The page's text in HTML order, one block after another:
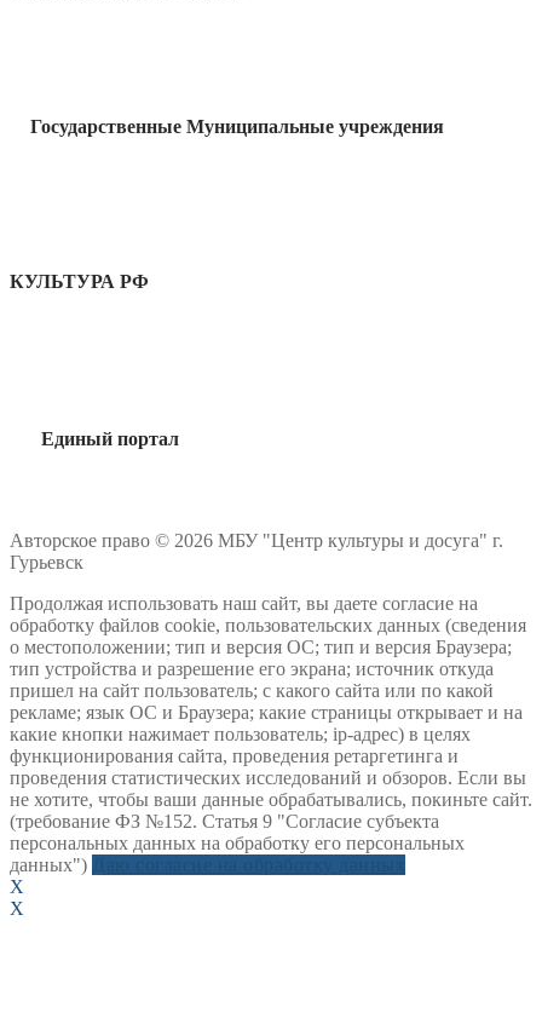
Государственные Муниципальные учреждения
КУЛЬТУРА РФ
Единый портал
Авторское право © 2026 МБУ "Центр культуры и досуга" г.
Гурьевск
Продолжая использовать наш сайт, вы даете согласие на
обработку файлов cookie, пользовательских данных (сведения
о местоположении; тип и версия ОС; тип и версия Браузера;
тип устройства и разрешение его экрана; источник откуда
пришел на сайт пользователь; с какого сайта или по какой
рекламе; язык ОС и Браузера; какие страницы открывает и на
какие кнопки нажимает пользователь; ip-адрес) в целях
функционирования сайта, проведения ретаргетинга и
проведения статистических исследований и обзоров. Если вы
не хотите, чтобы ваши данные обрабатывались, покиньте сайт.
(требование ФЗ №152. Статья 9 "Согласие субъекта
персональных данных на обработку его персональных
данных")
X
X